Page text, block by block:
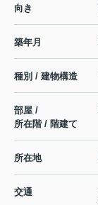
向き
築年月
種別 / 建物構造
部屋 /
所在階 / 階建て
所在地
交通